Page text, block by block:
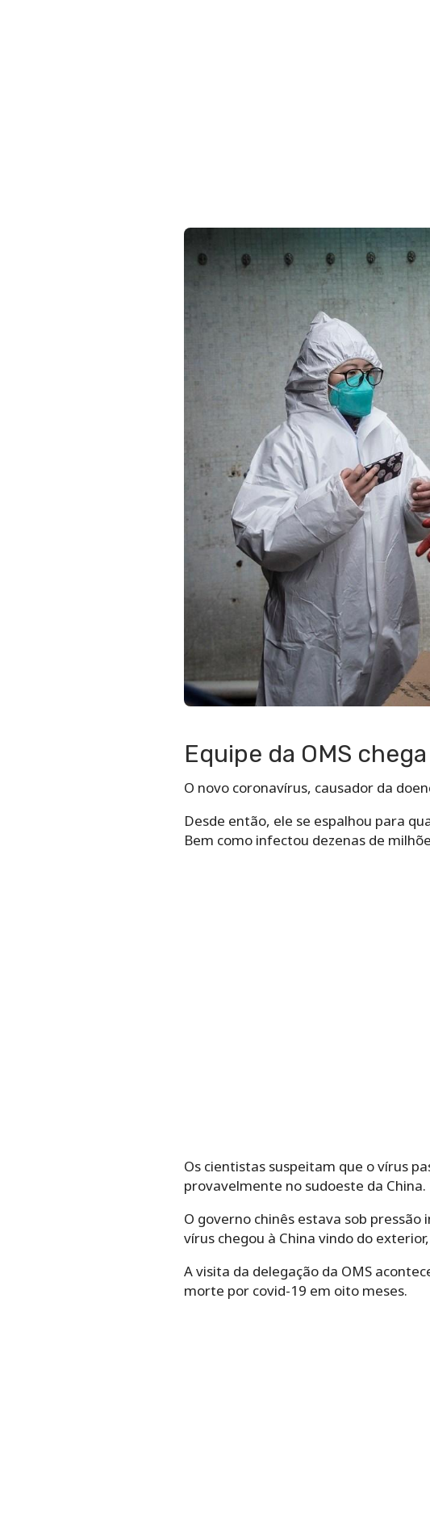
Equipe da OMS
O novo coronavírus, causador da
Desde então, ele se espalhou para
Bem como infectou dezenas de
Os cientistas suspeitam que o vírus
provavelmente no sudoeste da China.
O governo chinês estava sob
vírus chegou à China vindo do
A visita da delegação da OMS
morte por covid-19 em oito meses.